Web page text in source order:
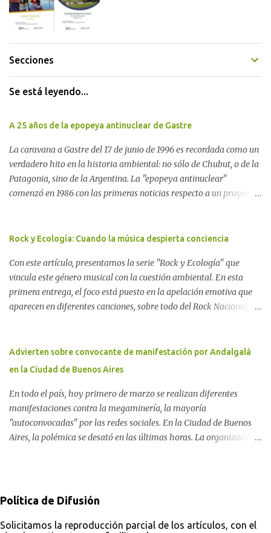
Secciones
Se está leyendo...
A 25 años de la epopeya antinuclear de Gastre
La caravana a Gastre del 17 de junio de 1996 es recordada como un
verdadero hito en la historia ambiental: no sólo de Chubut, o de la
Patagonia, sino de la Argentina. La "epopeya antinuclear"
comenzó en 1986 con las primeras noticias respecto a un proyecto
proyecto legislativo nacional al respecto. En este artículo, la
Movimiento Antinuclear de Chubut (MACH) liderada por Javier
Rodríguez Pardo, como una lección de rebelión democrática
territorial frente a las imposiciones de la tecnocracia nuclear
globalizada. Dossier N° 3 "La crisis nuclear en el mundo. A 10 años
Dukal.
Rock y Ecología: Cuando la música despierta conciencia
Con este artículo, presentamos la serie "Rock y Ecología" que
vincula este género musical con la cuestión ambiental. En esta
primera entrega, el foco está puesto en la apelación emotiva que
aparecen en diferentes canciones, sobre todo del Rock Nacional.
Carolina Aponte La Madre Tierra se escucha en las canciones del
Rock Nacional.
Advierten sobre convocante de manifestación por Andalgalá
en la Ciudad de Buenos Aires
En todo el país, hoy primero de marzo se realizan diferentes
manifestaciones contra la megaminería, la mayoría
"autoconvocadas" por las redes sociales. En la Ciudad de Buenos
Aires, la polémica se desató en las últimas horas. La organización
derechos humanos ponen el alerta sobre el abogado detrás de la
Política de Difusión
Solicitamos la reproducción parcial de los artículos, con el